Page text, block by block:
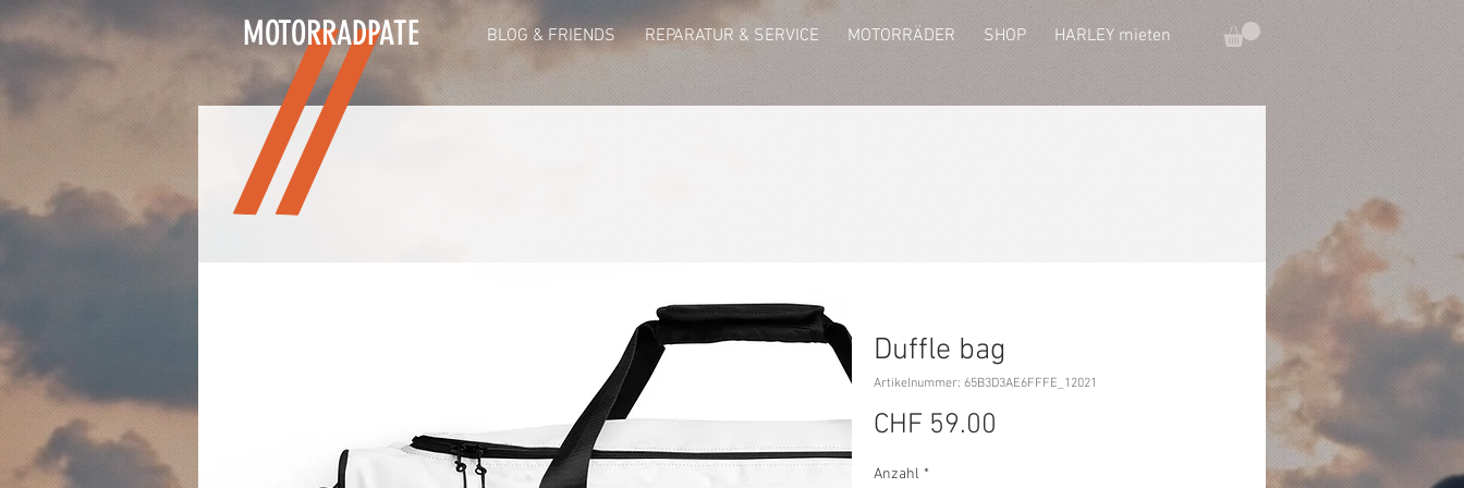
MOTORRADPATE BLOG & FRIENDS REPARATUR & SERVICE MOTORRÄDER SHOP HARLEY mieten
Duffle bag
Artikelnummer: 65B3D3AE6FFFE_12021
CHF 59.00
Anzahl *